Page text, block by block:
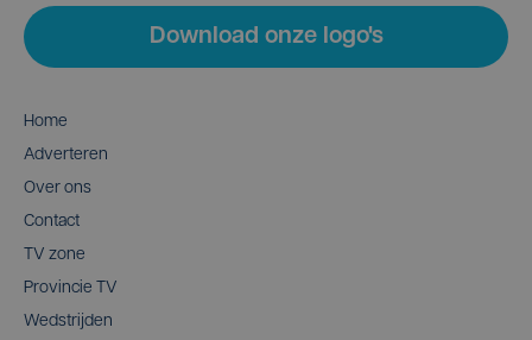
Download onze logo's
Home
Adverteren
Over ons
Contact
TV zone
Provincie TV
Wedstrijden